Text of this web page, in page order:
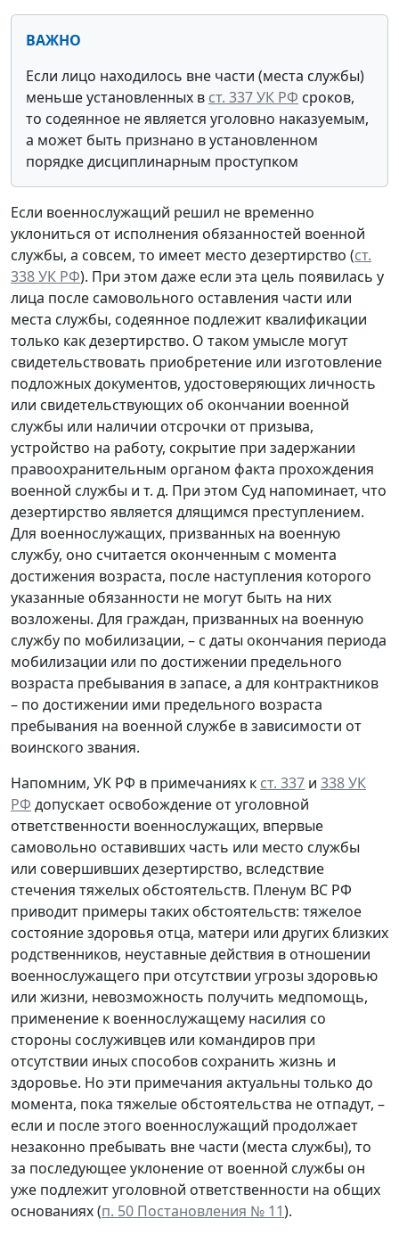
ВАЖНО
Если лицо находилось вне части (места службы)
меньше установленных в ст. 337 УК РФ сроков,
то содеянное не является уголовно наказуемым,
а может быть признано в установленном
порядке дисциплинарным проступком
Если военнослужащий решил не временно
уклониться от исполнения обязанностей военной
службы, а совсем, то имеет место дезертирство (ст.
338 УК РФ). При этом даже если эта цель появилась у
лица после самовольного оставления части или
места службы, содеянное подлежит квалификации
только как дезертирство. О таком умысле могут
свидетельствовать приобретение или изготовление
подложных документов, удостоверяющих личность
или свидетельствующих об окончании военной
службы или наличии отсрочки от призыва,
устройство на работу, сокрытие при задержании
правоохранительным органом факта прохождения
военной службы и т. д. При этом Суд напоминает, что
дезертирство является длящимся преступлением.
Для военнослужащих, призванных на военную
службу, оно считается оконченным с момента
достижения возраста, после наступления которого
указанные обязанности не могут быть на них
возложены. Для граждан, призванных на военную
службу по мобилизации, – с даты окончания периода
мобилизации или по достижении предельного
возраста пребывания в запасе, а для контрактников
– по достижении ими предельного возраста
пребывания на военной службе в зависимости от
воинского звания.
Напомним, УК РФ в примечаниях к ст. 337 и 338 УК
РФ допускает освобождение от уголовной
ответственности военнослужащих, впервые
самовольно оставивших часть или место службы
или совершивших дезертирство, вследствие
стечения тяжелых обстоятельств. Пленум ВС РФ
приводит примеры таких обстоятельств: тяжелое
состояние здоровья отца, матери или других близких
родственников, неуставные действия в отношении
военнослужащего при отсутствии угрозы здоровью
или жизни, невозможность получить медпомощь,
применение к военнослужащему насилия со
стороны сослуживцев или командиров при
отсутствии иных способов сохранить жизнь и
здоровье. Но эти примечания актуальны только до
момента, пока тяжелые обстоятельства не отпадут, –
если и после этого военнослужащий продолжает
незаконно пребывать вне части (места службы), то
за последующее уклонение от военной службы он
уже подлежит уголовной ответственности на общих
основаниях (п. 50 Постановления № 11).